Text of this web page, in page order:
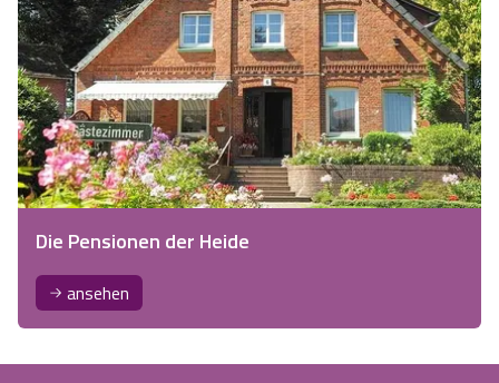
Die Pensionen der Heide
ansehen